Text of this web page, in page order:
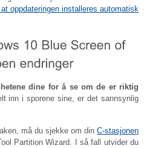
oppdateringen installeres automatisk
dine for å se om de er riktig
inn i sporene sine, er det sannsynlig
må du sjekke om dinC-stasjonen
Partition Wizard. I så fall utvider du